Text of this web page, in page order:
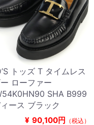
トッズ T タイムレス
ローファー
SHA B999
ース ブラック
¥ 90,100円 （税込）